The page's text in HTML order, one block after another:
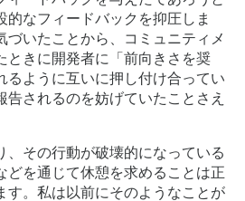
的なフィードバックを抑圧しま
づいたことから、コミュニティメ
ときに開発者に「前向きさを奨
るように互いに押し付け合ってい
告されるのを妨げていたことさえ
、その行動が破壊的になっている
どを通じて休憩を求めることは正
す。私は以前にそのようなことが